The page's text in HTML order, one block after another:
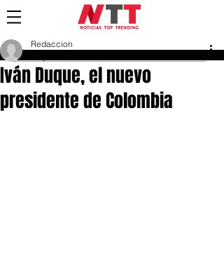
Iván Duque, el nuevo
presidente de Colombia
Redaccion